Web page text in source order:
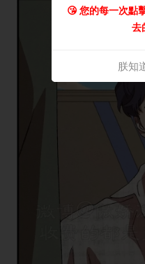
😘 您的每一次點
去
朕知